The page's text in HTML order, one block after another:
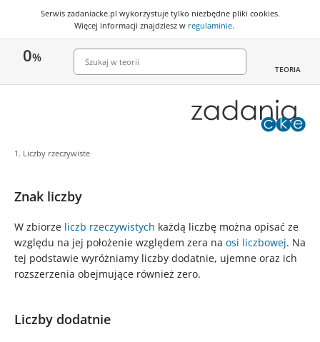
Serwis zadaniacke.pl wykorzystuje tylko niezbędne pliki cookies.
Więcej informacji znajdziesz w regulaminie.
0%
TEORIA
1. Liczby rzeczywiste
Znak liczby
W zbiorze liczb rzeczywistych każdą liczbę można opisać ze
względu na jej położenie względem zera na osi liczbowej. Na
tej podstawie wyróżniamy liczby dodatnie, ujemne oraz ich
rozszerzenia obejmujące również zero.
Liczby dodatnie